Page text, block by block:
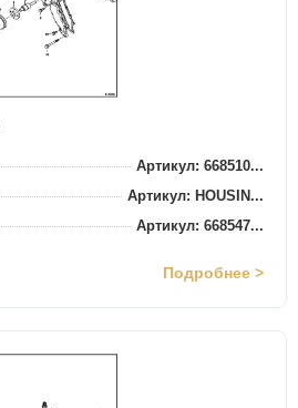
Артикул: 668510...
Артикул: HOUSIN...
Артикул: 668547...
Подробнее >